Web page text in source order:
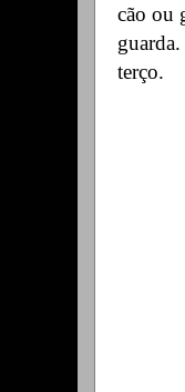
cão ou
terço.